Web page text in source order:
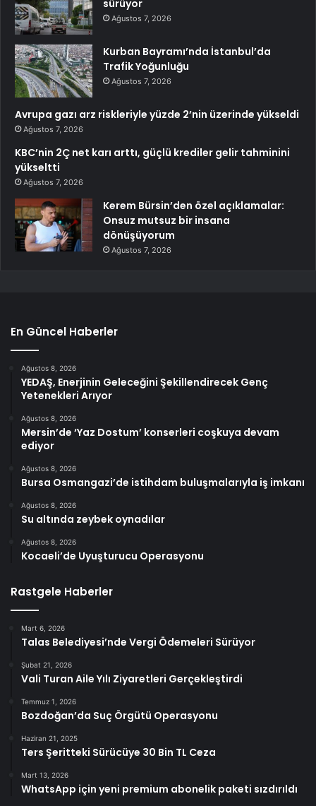
sürüyor
Ağustos 7, 2026
Kurban Bayramı’nda İstanbul’da
Trafik Yoğunluğu
Ağustos 7, 2026
Avrupa gazı arz riskleriyle yüzde 2’nin üzerinde yükseldi
Ağustos 7, 2026
KBC’nin 2Ç net karı arttı, güçlü krediler gelir tahminini
yükseltti
Ağustos 7, 2026
Kerem Bürsin’den özel açıklamalar:
Onsuz mutsuz bir insana
dönüşüyorum
Ağustos 7, 2026
En Güncel Haberler
Ağustos 8, 2026
YEDAŞ, Enerjinin Geleceğini Şekillendirecek Genç
Yetenekleri Arıyor
Ağustos 8, 2026
Mersin’de ‘Yaz Dostum’ konserleri coşkuya devam
ediyor
Ağustos 8, 2026
Bursa Osmangazi’de istihdam buluşmalarıyla iş imkanı
Ağustos 8, 2026
Su altında zeybek oynadılar
Ağustos 8, 2026
Kocaeli’de Uyuşturucu Operasyonu
Rastgele Haberler
Mart 6, 2026
Talas Belediyesi’nde Vergi Ödemeleri Sürüyor
Şubat 21, 2026
Vali Turan Aile Yılı Ziyaretleri Gerçekleştirdi
Temmuz 1, 2026
Bozdoğan’da Suç Örgütü Operasyonu
Haziran 21, 2025
Ters Şeritteki Sürücüye 30 Bin TL Ceza
Mart 13, 2026
WhatsApp için yeni premium abonelik paketi sızdırıldı